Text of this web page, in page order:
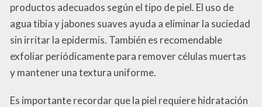
productos adecuados según el tipo de piel. El uso de
agua tibia y jabones suaves ayuda a eliminar la suciedad
sin irritar la epidermis. También es recomendable
exfoliar periódicamente para remover células muertas
y mantener una textura uniforme.
Es importante recordar que la piel requiere hidratación